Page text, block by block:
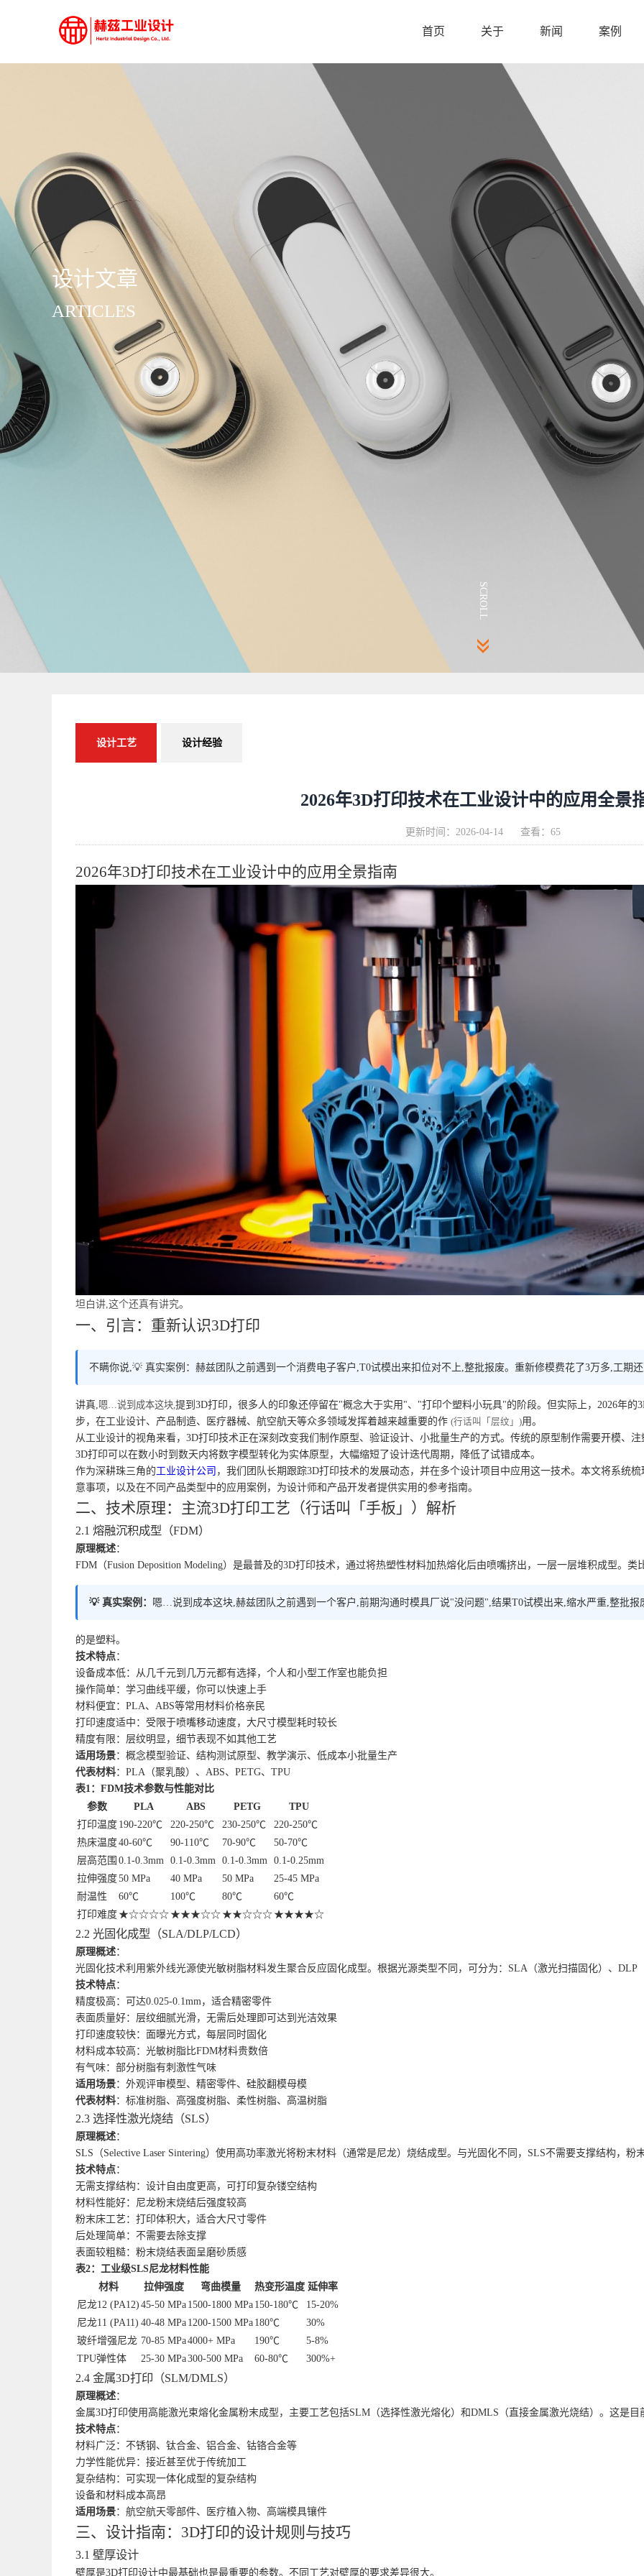
首页
关于
新闻
案例
设计文章
ARTICLES
SCROLL
设计工艺 设计经验
2026年3D打印技术在工业设计中的应用全景
更新时间： 2026-04-14 查看：65
2026年3D打印技术在工业设计中的应用全景指南
坦白讲,这个还真有讲究。
一、引言：重新认识3D打印
不瞒你说,💡 真实案例：赫兹团队之前遇到一个消费电子客户,T0试模出来扣位对不上,整批报废。重新修模费花了3万多,工期
讲真,嗯…说到成本这块,提到3D打印，很多人的印象还停留在"概念大于实用"、"打印个塑料小玩具"的阶段。但实际上，2026年
步，在工业设计、产品制造、医疗器械、航空航天等众多领域发挥着越来越重要的作 (行话叫「层纹」)用。
从工业设计的视角来看，3D打印技术正在深刻改变我们制作原型、验证设计、小批量生产的方式。传统的原型制作需要开模、
3D打印可以在数小时到数天内将数字模型转化为实体原型，大幅缩短了设计迭代周期，降低了试错成本。
作为深耕珠三角的工业设计公司 ，我们团队长期跟踪3D打印技术的发展动态，并在多个设计项目中应用这一技术。本文将系统
意事项，以及在不同产品类型中的应用案例，为设计师和产品开发者提供实用的参考指南。
二、技术原理：主流3D打印工艺（行话叫「手板」）解析
2.1 熔融沉积成型（FDM）
原理概述：
FDM（Fusion Deposition Modeling）是最普及的3D打印技术，通过将热塑性材料加热熔化后由喷嘴挤出，一层一层堆积成型。
💡 真实案例： 嗯…说到成本这块,赫兹团队之前遇到一个客户,前期沟通时模具厂说"没问题",结果T0试模出来,缩水严重,整批
的是塑料。
技术特点：
设备成本低：从几千元到几万元都有选择，个人和小型工作室也能负担
操作简单：学习曲线平缓，你可以快速上手
材料便宜：PLA、ABS等常用材料价格亲民
打印速度适中：受限于喷嘴移动速度，大尺寸模型耗时较长
精度有限：层纹明显，细节表现不如其他工艺
适用场景：概念模型验证、结构测试原型、教学演示、低成本小批量生产
代表材料：PLA（聚乳酸）、ABS、PETG、TPU
表1：FDM技术参数与性能对比
参数
PLA ABS PETG
TPU
打印温度 190-220℃ 220-250℃ 230-250℃
220-250℃
热床温度40-60℃ 90-110℃ 70-90℃
50-70℃
层高范围 0.1-0.3mm 0.1-0.3mm 0.1-0.3mm 0.1-0.25mm
拉伸强度50 MPa 40 MPa 50 MPa
25-45 MPa
耐温性
60℃ 100℃ 80℃
60℃
打印难度 ★☆☆☆☆ ★★★☆☆ ★★☆☆☆ ★★★★☆
2.2 光固化成型（SLA/DLP/LCD）
原理概述：
光固化技术利用紫外线光源使光敏树脂材料发生聚合反应固化成型。根据光源类型不同，可分为：SLA（激光扫描固化）、
技术特点：
精度极高：可达0.025-0.1mm，适合精密零件
表面质量好：层纹细腻光滑，无需后处理即可达到光洁效果
打印速度较快：面曝光方式，每层同时固化
材料成本较高：光敏树脂比FDM材料贵数倍
有气味：部分树脂有刺激性气味
适用场景：外观评审模型、精密零件、硅胶翻模母模
代表材料：标准树脂、高强度树脂、柔性树脂、高温树脂
2.3 选择性激光烧结（SLS）
原理概述：
SLS（Selective Laser Sintering）使用高功率激光将粉末材料（通常是尼龙）烧结成型。与光固化不同，SLS不需要支撑结构，粉
技术特点：
无需支撑结构：设计自由度更高，可打印复杂镂空结构
材料性能好：尼龙粉末烧结后强度较高
粉末床工艺：打印体积大，适合大尺寸零件
后处理简单：不需要去除支撑
表面较粗糙：粉末烧结表面呈磨砂质感
表2：工业级SLS尼龙材料性能
材料
拉伸强度 弯曲模量 热变形温度 延伸率
尼龙12 (PA12) 45-50 MPa 1500-1800 MPa 150-180℃
15-20%
尼龙11 (PA11) 40-48 MPa 1200-1500 MPa 180℃
30%
玻纤增强尼龙 70-85 MPa4000+ MPa 190℃
5-8%
TPU弹性体
25-30 MPa300-500 MPa 60-80℃ 300%+
2.4 金属3D打印（SLM/DMLS）
原理概述：
金属3D打印使用高能激光束熔化金属粉末成型，主要工艺包括SLM（选择性激光熔化）和DMLS（直接金属激光烧结）。这是
技术特点：
材料广泛：不锈钢、钛合金、铝合金、钴铬合金等
力学性能优异：接近甚至优于传统加工
复杂结构：可实现一体化成型的复杂结构
设备和材料成本高昂
适用场景：航空航天零部件、医疗植入物、高端模具镶件
三、设计指南：3D打印的设计规则与技巧
3.1 壁厚设计
壁厚是3D打印设计中最基础也是最重要的参数。不同工艺对壁厚的要求差异很大。